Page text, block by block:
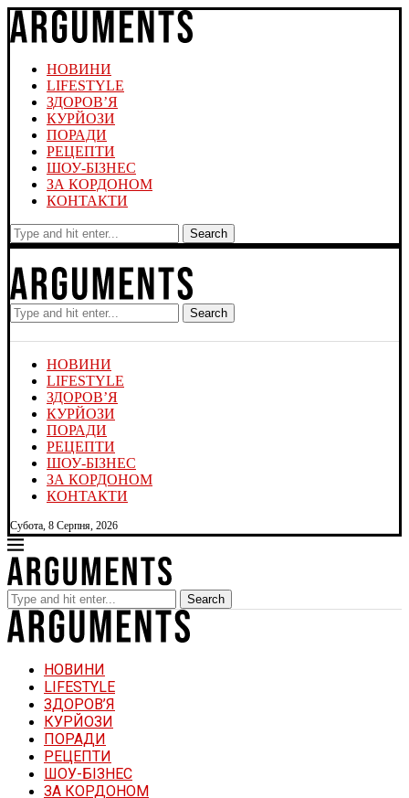
НОВИНИ
LIFESTYLE
ЗДОРОВ’Я
КУРЙОЗИ
ПОРАДИ
РЕЦЕПТИ
ШОУ-БІЗНЕС
ЗА КОРДОНОМ
КОНТАКТИ
Search
Search
НОВИНИ
LIFESTYLE
ЗДОРОВ’Я
КУРЙОЗИ
ПОРАДИ
РЕЦЕПТИ
ШОУ-БІЗНЕС
ЗА КОРДОНОМ
КОНТАКТИ
Субота, 8 Серпня, 2026
Search
НОВИНИ
LIFESTYLE
ЗДОРОВ’Я
КУРЙОЗИ
ПОРАДИ
РЕЦЕПТИ
ШОУ-БІЗНЕС
ЗА КОРДОНОМ